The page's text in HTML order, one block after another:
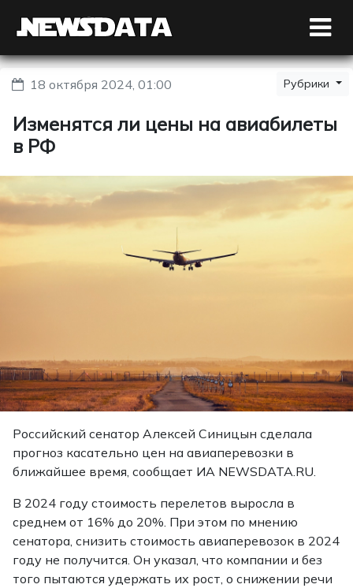
18 октября 2024, 01:00 Рубрики
Изменятся ли цены на авиабилеты
в РФ
Российский сенатор Алексей Синицын сделала
прогноз касательно цен на авиаперевозки в
ближайшее время, сообщает ИА NEWSDATA.RU.
В 2024 году стоимость перелетов выросла в
среднем от 16% до 20%. При этом по мнению
сенатора, снизить стоимость авиаперевозок в 2024
году не получится. Он указал, что компании и без
того пытаются удержать их рост, о снижении речи